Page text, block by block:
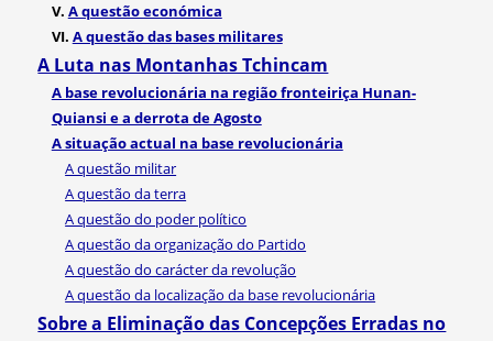
V. A questão económica
VI. A questão das bases militares
A Luta nas Montanhas Tchincam
A base revolucionária na região fronteiriça Hunan-
Quiansi e a derrota de Agosto
A situação actual na base revolucionária
A questão militar
A questão da terra
A questão do poder político
A questão da organização do Partido
A questão do carácter da revolução
A questão da localização da base revolucionária
Sobre a Eliminação das Concepções Erradas no